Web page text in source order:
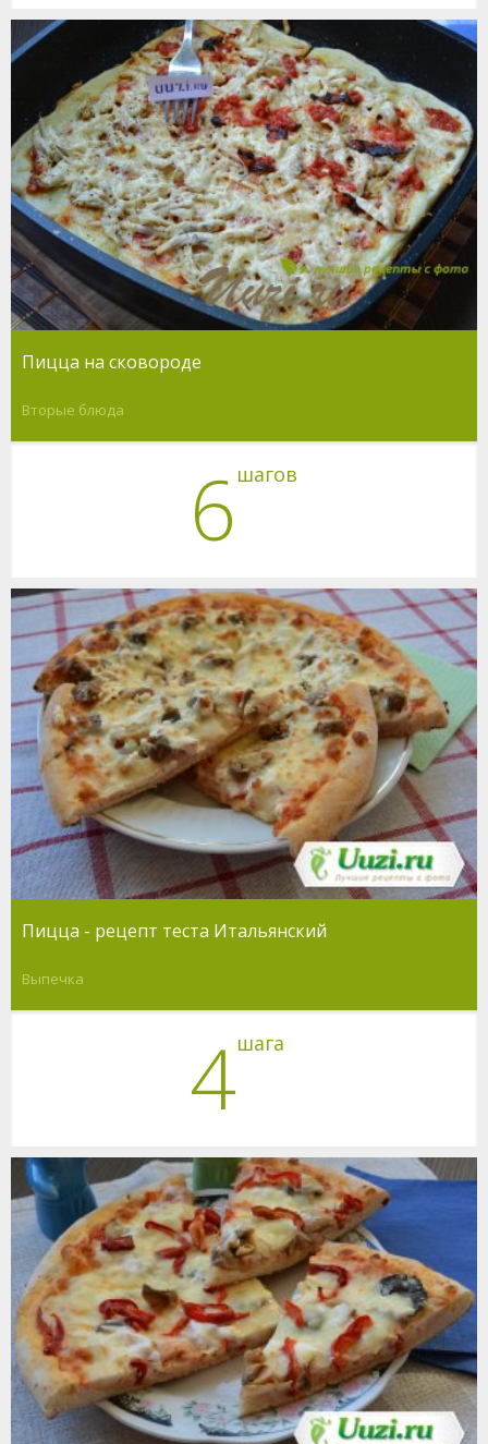
Пицца на сковороде
Вторые блюда
6 шагов
Пицца - рецепт теста Итальянский
Выпечка
4шага